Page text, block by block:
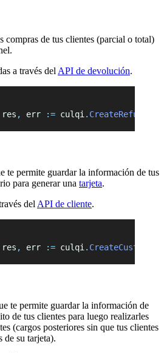
compras de tus clientes (parcial o total)
a través del API de devolución.
res , err := culqi . CreateRefund
te permite guardar la información de tus
para generar una tarjeta.
del API de cliente.
res , err := culqi . CreateCustomer
te permite guardar la información de
de tus clientes para luego realizarles
(cargos posteriores sin que tus clientes
de su tarjeta).